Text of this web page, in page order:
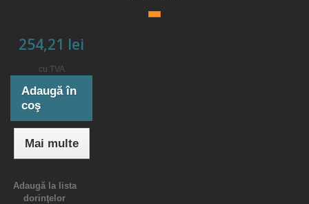
254,21 lei
cu TVA
Adaugă în
coş
Mai multe
Adaugă la lista
dorinţelor